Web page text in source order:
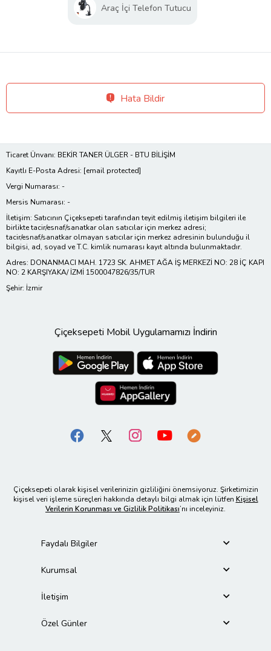
Araç İçi Telefon Tutucu
Hata Bildir
Ticaret Ünvanı: BEKİR TANER ÜLGER - BTU BİLİŞİM
Kayıtlı E-Posta Adresi: [email protected]
Vergi Numarası: -
Mersis Numarası: -
İletişim: Satıcının Çiçeksepeti tarafından teyit edilmiş iletişim bilgileri ile
birlikte tacir/esnaf/sanatkar olan satıcılar için merkez adresi;
tacir/esnaf/sanatkar olmayan satıcılar için merkez adresinin bulunduğu il
bilgisi, ad, soyad ve T.C. kimlik numarası kayıt altında bulunmaktadır.
Adres: DONANMACI MAH. 1723 SK. AHMET AĞA İŞ MERKEZİ NO: 28 İÇ KAPI
NO: 2 KARŞIYAKA/ İZMİ 1500047826/35/TUR
Şehir: İzmir
Çiçeksepeti Mobil Uygulamamızı İndirin
Çiçeksepeti olarak kişisel verilerinizin gizliliğini önemsiyoruz. Şirketimizin
kişisel veri işleme süreçleri hakkında detaylı bilgi almak için lütfen Kişisel
Verilerin Korunması ve Gizlilik Politikası’nı inceleyiniz.
Faydalı Bilgiler
Kurumsal
İletişim
Özel Günler